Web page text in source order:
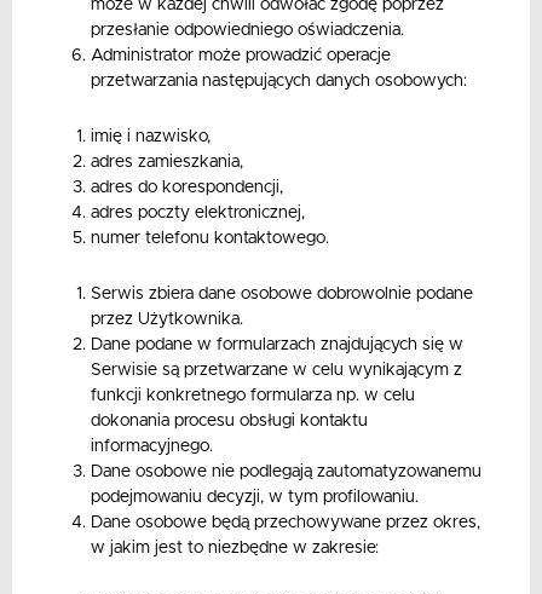
może w każdej chwili odwołać zgodę poprzez
przesłanie odpowiedniego oświadczenia.
Administrator może prowadzić operacje
przetwarzania następujących danych osobowych:
imię i nazwisko,
adres zamieszkania,
adres do korespondencji,
adres poczty elektronicznej,
numer telefonu kontaktowego.
Serwis zbiera dane osobowe dobrowolnie podane
przez Użytkownika.
Dane podane w formularzach znajdujących się w
Serwisie są przetwarzane w celu wynikającym z
funkcji konkretnego formularza np. w celu
dokonania procesu obsługi kontaktu
informacyjnego.
Dane osobowe nie podlegają zautomatyzowanemu
podejmowaniu decyzji, w tym profilowaniu.
Dane osobowe będą przechowywane przez okres,
w jakim jest to niezbędne w zakresie: